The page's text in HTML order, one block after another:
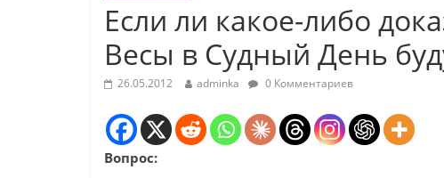
Если ли какое-либо
Весы в Судный День
26.05.2012 adminka 0 Комментариев
Вопрос: